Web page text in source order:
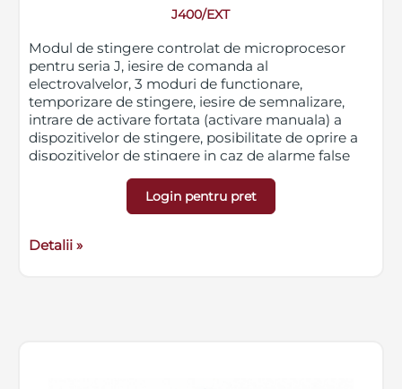
J400/EXT
Modul de stingere controlat de microprocesor
pentru seria J, iesire de comanda al
electrovalvelor, 3 moduri de functionare,
temporizare de stingere, iesire de semnalizare,
intrare de activare fortata (activare manuala) a
dispozitivelor de stingere, posibilitate de oprire a
dispozitivelor de stingere in caz de alarme false
Login pentru pret
Detalii »